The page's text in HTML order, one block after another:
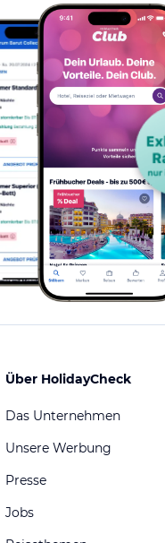
Über HolidayCheck
Das Unternehmen
Unsere Werbung
Presse
Jobs